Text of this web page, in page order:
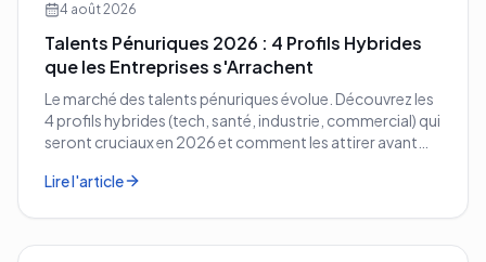
4 août 2026
Talents Pénuriques 2026 : 4 Profils Hybrides
que les Entreprises s'Arrachent
Le marché des talents pénuriques évolue. Découvrez les
4 profils hybrides (tech, santé, industrie, commercial) qui
seront cruciaux en 2026 et comment les attirer avant
Lire l'article